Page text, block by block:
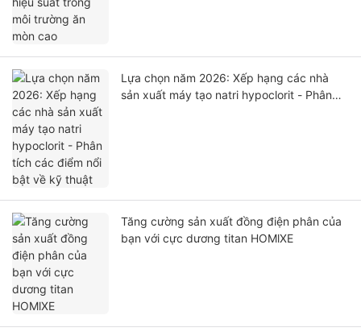
Lựa chọn năm 2026: Xếp hạng các nhà
sản xuất máy tạo natri hypoclorit - Phân
Tăng cường sản xuất đồng điện phân của
bạn với cực dương titan HOMlXE